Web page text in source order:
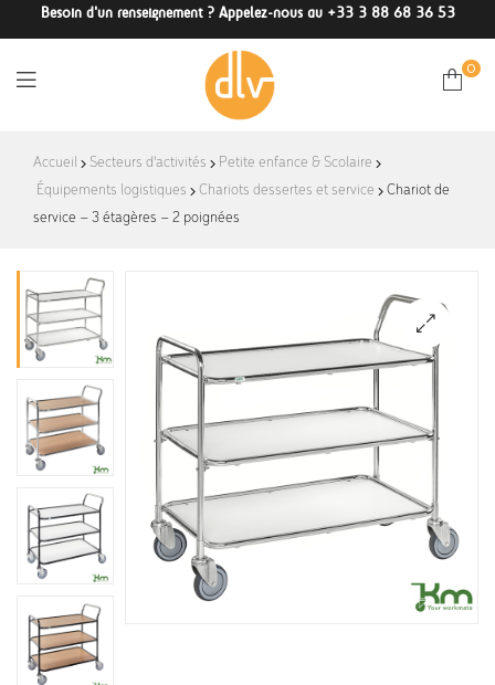
Besoin d'un renseignement ? Appelez-nous au +33 3 88 68 36 53
DLV-
France
0
Accueil Secteurs d'activités
Petite enfance & Scolaire
Équipements logistiques
Chariots dessertes et service
Chariot de
service – 3 étagères – 2 poignées